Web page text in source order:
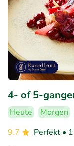
4- of 5-
Heute Morgen
9.7
Perfekt •